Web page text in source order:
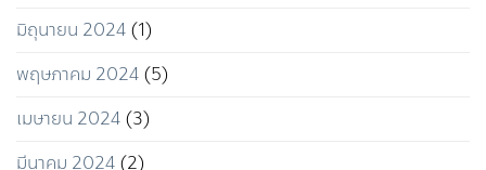
มิถุนายน 2024 (1)
พฤษภาคม 2024 (5)
เมษายน 2024 (3)
มีนาคม 2024 (2)